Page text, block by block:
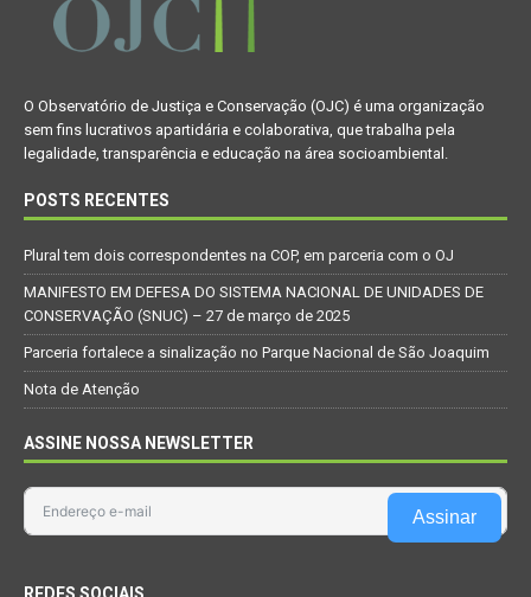
O Observatório de Justiça e Conservação (OJC) é uma organização
sem fins lucrativos apartidária e colaborativa, que trabalha pela
legalidade, transparência e educação na área socioambiental.
POSTS RECENTES
Plural tem dois correspondentes na COP, em parceria com o OJ
MANIFESTO EM DEFESA DO SISTEMA NACIONAL DE UNIDADES DE
CONSERVAÇÃO (SNUC) – 27 de março de 2025
Parceria fortalece a sinalização no Parque Nacional de São Joaquim
Nota de Atenção
ASSINE NOSSA NEWSLETTER
Assinar